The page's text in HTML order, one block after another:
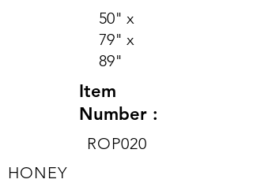
50" x
79" x
89"
Item
Number :
ROP020
HONEY